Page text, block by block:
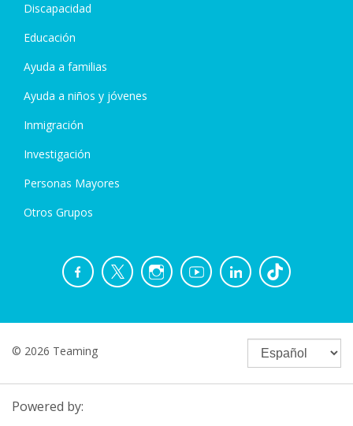
Discapacidad
Educación
Ayuda a familias
Ayuda a niños y jóvenes
Inmigración
Investigación
Personas Mayores
Otros Grupos
© 2026 Teaming
Powered by: